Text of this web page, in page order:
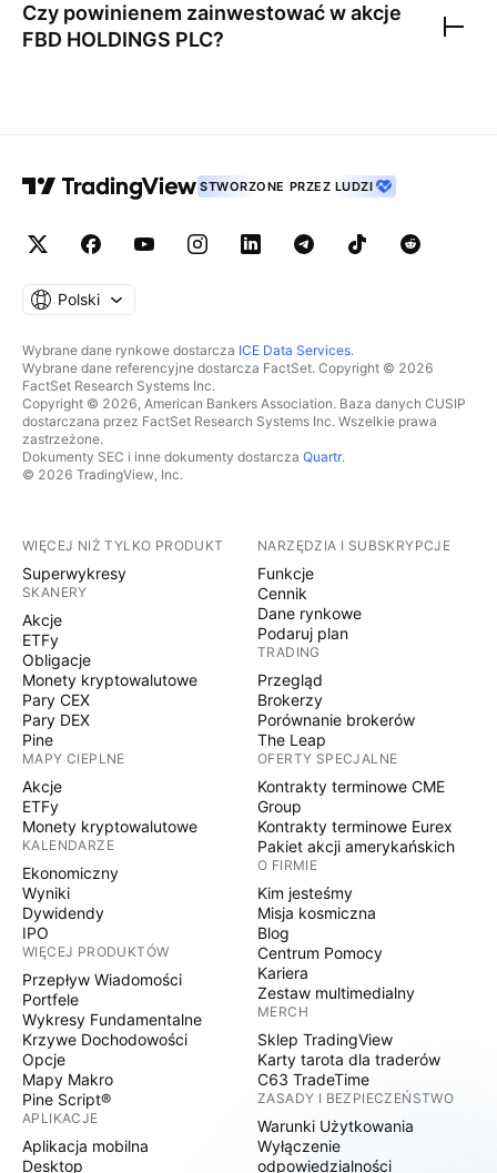
Czy powinienem zainwestować w akcje
FBD HOLDINGS PLC?
STWORZONE PRZEZ LUDZI
Polski
Wybrane dane rynkowe dostarcza ICE Data Services.
Wybrane dane referencyjne dostarcza FactSet. Copyright © 2026
FactSet Research Systems Inc.
Copyright © 2026, American Bankers Association. Baza danych CUSIP
dostarczana przez FactSet Research Systems Inc. Wszelkie prawa
zastrzeżone.
Dokumenty SEC i inne dokumenty dostarcza Quartr.
© 2026 TradingView, Inc.
WIĘCEJ NIŻ TYLKO PRODUKT
Superwykresy
SKANERY
Akcje
ETFy
Obligacje
Monety kryptowalutowe
Pary CEX
Pary DEX
Pine
MAPY CIEPLNE
Akcje
ETFy
Monety kryptowalutowe
KALENDARZE
Ekonomiczny
Wyniki
Dywidendy
IPO
WIĘCEJ PRODUKTÓW
Przepływ Wiadomości
Portfele
Wykresy Fundamentalne
Krzywe Dochodowości
Opcje
Mapy Makro
Pine Script®
APLIKACJE
Aplikacja mobilna
Desktop
NARZĘDZIA I SUBSKRYPCJE
Funkcje
Cennik
Dane rynkowe
Podaruj plan
TRADING
Przegląd
Brokerzy
Porównanie brokerów
The Leap
OFERTY SPECJALNE
Kontrakty terminowe CME
Group
Kontrakty terminowe Eurex
Pakiet akcji amerykańskich
O FIRMIE
Kim jesteśmy
Misja kosmiczna
Blog
Centrum Pomocy
Kariera
Zestaw multimedialny
MERCH
Sklep TradingView
Karty tarota dla traderów
C63 TradeTime
ZASADY I BEZPIECZEŃSTWO
Warunki Użytkowania
Wyłączenie
odpowiedzialności